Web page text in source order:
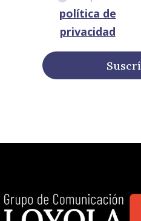
política de
privacidad